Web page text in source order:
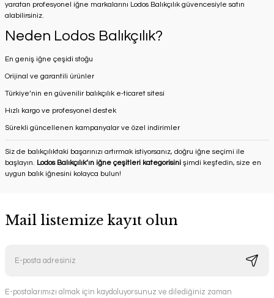
yaratan profesyonel iğne markalarını Lodos Balıkçılık güvencesiyle satın
alabilirsiniz.
Neden Lodos Balıkçılık?
En geniş iğne çeşidi stoğu
Orijinal ve garantili ürünler
Türkiye’nin en güvenilir balıkçılık e-ticaret sitesi
Hızlı kargo ve profesyonel destek
Sürekli güncellenen kampanyalar ve özel indirimler
Siz de balıkçılıktaki başarınızı artırmak istiyorsanız, doğru iğne seçimi ile
başlayın. Lodos Balıkçılık’ın iğne çeşitleri kategorisini şimdi keşfedin, size en
uygun balık iğnesini kolayca bulun!
Mail listemize kayıt olun
E-postalarımızı almak için kaydoluyorsunuz ve dilediğiniz zaman